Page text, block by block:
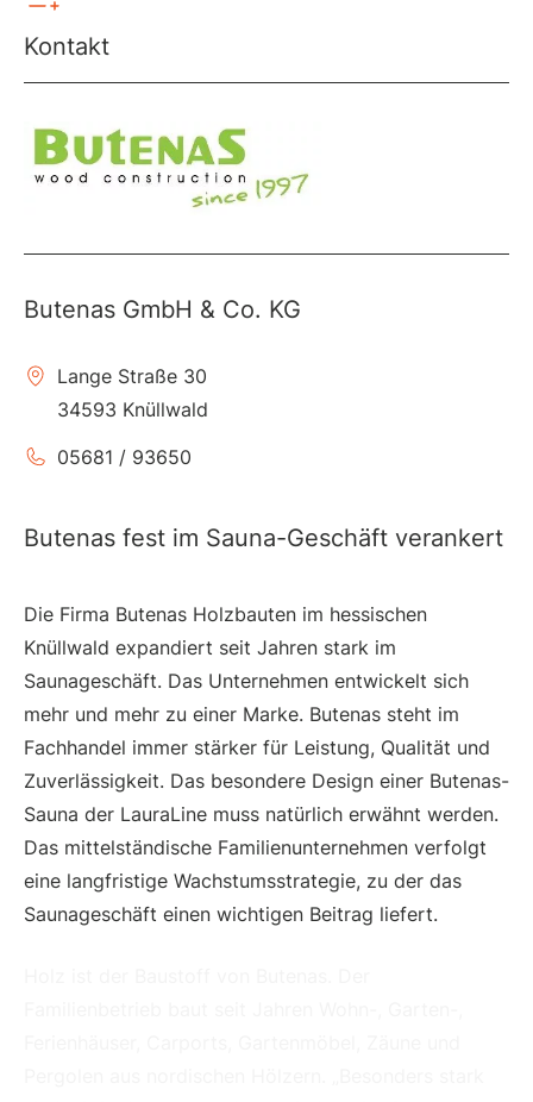
Kontakt
Butenas GmbH & Co. KG
Lange Straße 30
34593 Knüllwald
05681 / 93650
Butenas fest im Sauna-Geschäft verankert
Die Firma Butenas Holzbauten im hessischen
Knüllwald expandiert seit Jahren stark im
Saunageschäft. Das Unternehmen entwickelt sich
mehr und mehr zu einer Marke. Butenas steht im
Fachhandel immer stärker für Leistung, Qualität und
Zuverlässigkeit. Das besondere Design einer Butenas-
Sauna der LauraLine muss natürlich erwähnt werden.
Das mittelständische Familienunternehmen verfolgt
eine langfristige Wachstumsstrategie, zu der das
Saunageschäft einen wichtigen Beitrag liefert.